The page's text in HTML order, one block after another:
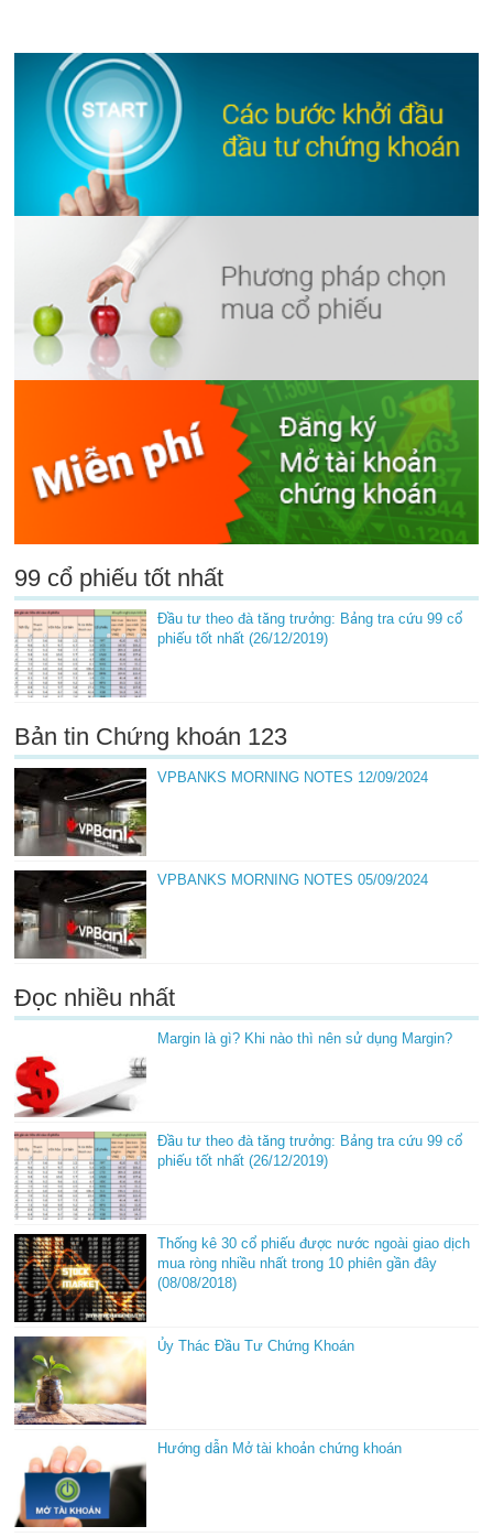
99 cổ phiếu tốt nhất
Đầu tư theo đà tăng trưởng: Bảng tra cứu 99 cổ
phiếu tốt nhất (26/12/2019)
Bản tin Chứng khoán 123
VPBANKS MORNING NOTES 12/09/2024
VPBANKS MORNING NOTES 05/09/2024
Đọc nhiều nhất
Margin là gì? Khi nào thì nên sử dụng Margin?
Đầu tư theo đà tăng trưởng: Bảng tra cứu 99 cổ
phiếu tốt nhất (26/12/2019)
Thống kê 30 cổ phiếu được nước ngoài giao dịch
mua ròng nhiều nhất trong 10 phiên gần đây
(08/08/2018)
Ủy Thác Đầu Tư Chứng Khoán
Hướng dẫn Mở tài khoản chứng khoán